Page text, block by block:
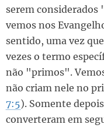
serem considerados
vemos nos
sentido, uma vez
vezes o termo
não "primos".
não criam nele no
7:5). Somente
converteram em